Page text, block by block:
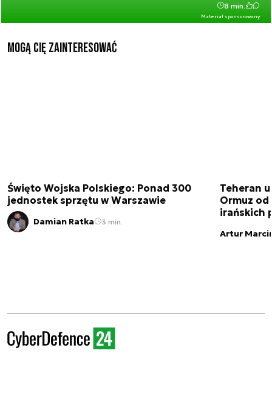
Materiał sponsorowany
8 min.
Mogą Cię zainteresować
Święto Wojska Polskiego: Ponad 300
jednostek sprzętu w Warszawie
Damian Ratka 3 min.
Teheran
Ormuz
irańskich
Artur